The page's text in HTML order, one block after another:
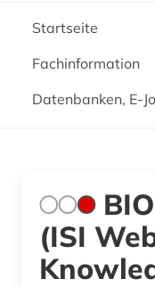
Startseite
Fachinformation
Datenbanken, E-
(ISI